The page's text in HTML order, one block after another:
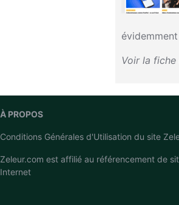
Voir la fiche
À PROPOS
Conditions Générales d'Utilisation du site
Zeleur.com est affilié au référencement de
Internet